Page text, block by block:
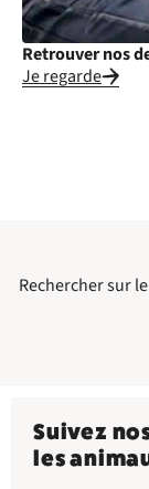
Retrouver nos
Je regarde
Rechercher sur
Suivez
les